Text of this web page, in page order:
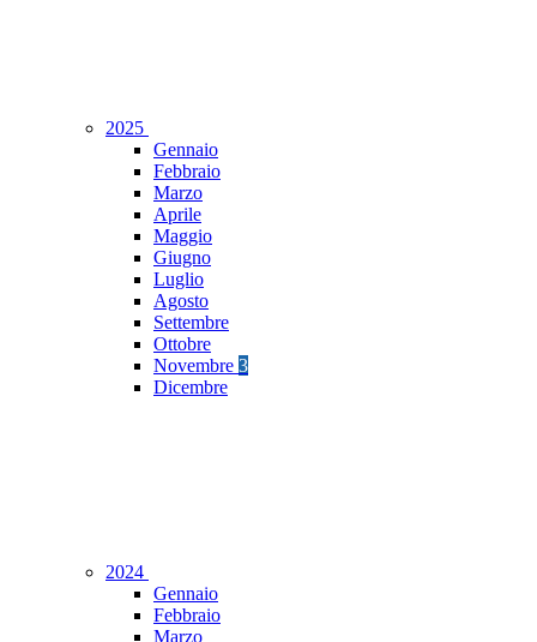
2025
Gennaio
Febbraio
Marzo
Aprile
Maggio
Giugno
Luglio
Agosto
Settembre
Ottobre
Novembre 3
Dicembre
2024
Gennaio
Febbraio
Marzo